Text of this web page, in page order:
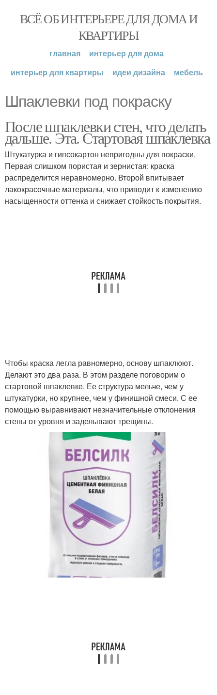
ВСЁ ОБ ИНТЕРЬЕРЕ ДЛЯ ДОМА И
КВАРТИРЫ
главная
интерьер для дома
интерьер для квартиры
идеи дизайна мебель
Шпаклевки под покраску
После шпаклевки стен, что делать
дальше. Эта. Стартовая шпаклевка
Штукатурка и гипсокартон непригодны для покраски.
Первая слишком пористая и зернистая: краска
распределится неравномерно. Второй впитывает
лакокрасочные материалы, что приводит к изменению
насыщенности оттенка и снижает стойкость покрытия.
Чтобы краска легла равномерно, основу шпаклюют.
Делают это два раза. В этом разделе поговорим о
стартовой шпаклевке. Ее структура мельче, чем у
штукатурки, но крупнее, чем у финишной смеси. С ее
помощью выравнивают незначительные отклонения
стены от уровня и заделывают трещины.